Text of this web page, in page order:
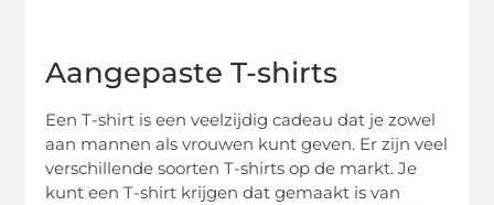
Aangepaste T-shirts
Een T-shirt is een veelzijdig cadeau dat je zowel
aan mannen als vrouwen kunt geven. Er zijn veel
verschillende soorten T-shirts op de markt. Je
kunt een T-shirt krijgen dat gemaakt is van